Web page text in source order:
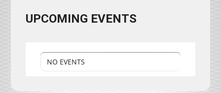
UPCOMING EVENTS
NO EVENTS